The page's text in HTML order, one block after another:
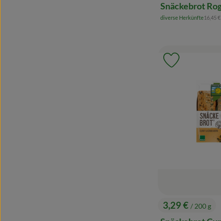
Snäckebrot
, Herkunft:
diverse Herkünfte,16,45 €
, Preis:
3,29 € / 200 g
Produkt